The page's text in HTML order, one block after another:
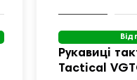
Рукавиці
Tactical